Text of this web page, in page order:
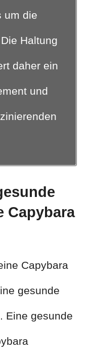
um die
Haltung
daher ein
und
Capybara
Capybara
gesunde
Eine gesunde